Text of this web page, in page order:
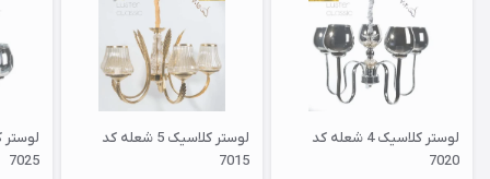
لوستر کلاسیک 4 شعله کد
7020
لوستر کلاسیک 5 شعله کد
7015
7025